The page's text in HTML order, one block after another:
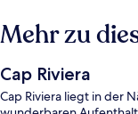
Mehr zu
Cap Riviera
Cap Riviera liegt in der